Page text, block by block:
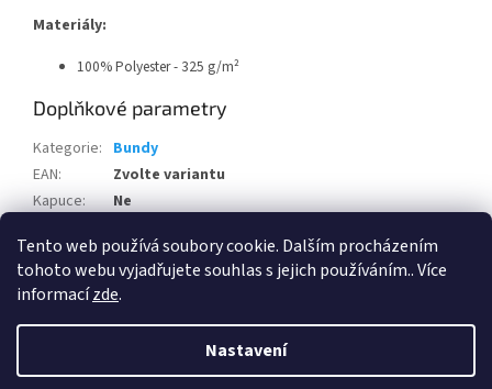
Tento web používá soubory cookie. Dalším procházením
tohoto webu vyjadřujete souhlas s jejich používáním.. Více
informacízde.
Nastavení
Materiály:
100% Polyester - 325 g/m²
Doplňkové parametry
Kategorie: Bundy
EAN:
Zvolte variantu
Kapuce:
Ne